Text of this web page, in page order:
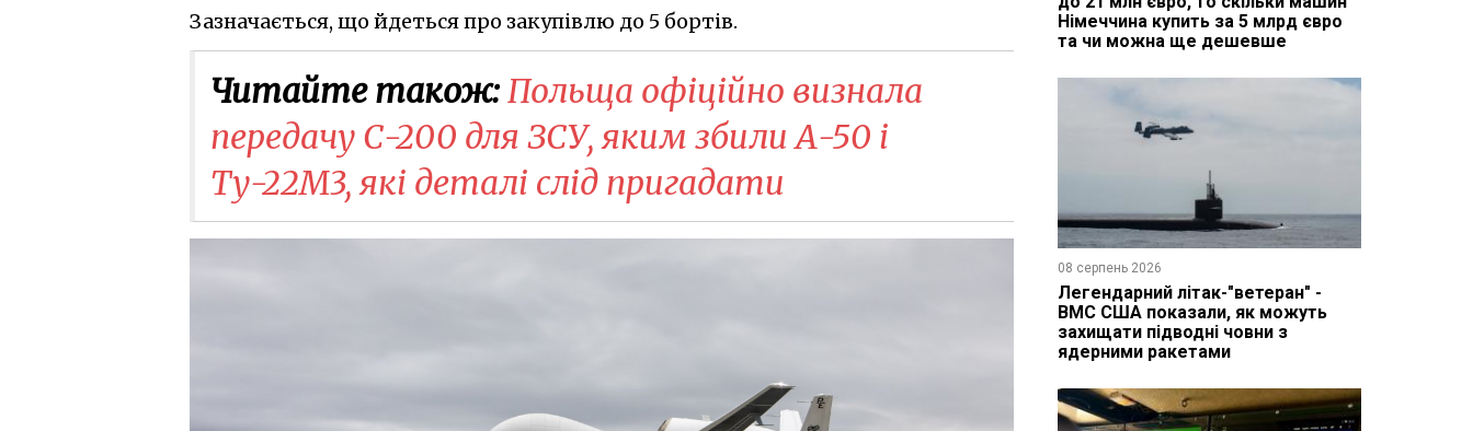
Зазначається, що йдеться про закупівлю до 5 бортів.
Читайте також:Польща офіційно визнала
передачу С-200 для ЗСУ, яким збили А-50 і
Ту-22М3, які деталі слід пригадати
Німеччина купить за 5 млрд євро
та чи можна ще дешевше
08 серпень 2026
Легендарний літак-"ветеран" -
ВМС США показали, як можуть
захищати підводні човни з
ядерними ракетами